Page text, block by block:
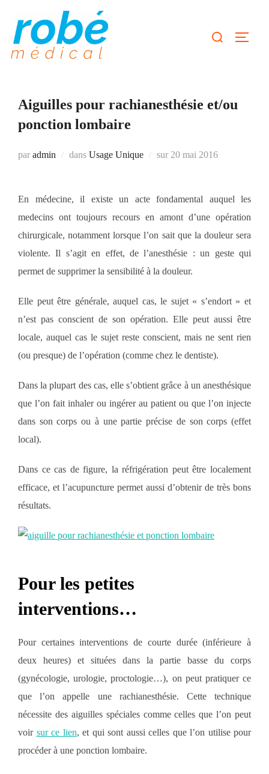
contenu
Rechercher :
Aiguilles pour rachianesthésie et/ou
ponction lombaire
par admin dans Usage Unique sur Publié
20 mai 2016
En médecine, il existe un acte fondamental auquel les
medecins ont toujours recours en amont d’une opération
chirurgicale, notamment lorsque l’on sait que la douleur sera
violente. Il s’agit en effet, de l’anesthésie : un geste qui
permet de supprimer la sensibilité à la douleur.
Elle peut être générale, auquel cas, le sujet « s’endort » et
n’est pas conscient de son opération. Elle peut aussi être
locale, auquel cas le sujet reste conscient, mais ne sent rien
(ou presque) de l’opération (comme chez le dentiste).
Dans la plupart des cas, elle s’obtient grâce à un anesthésique
que l’on fait inhaler ou ingérer au patient ou que l’on injecte
dans son corps ou à une partie précise de son corps (effet
local).
Dans ce cas de figure, la réfrigération peut être localement
efficace, et l’acupuncture permet aussi d’obtenir de très bons
résultats.
Pour les petites
interventions…
Pour certaines interventions de courte durée (inférieure à
deux heures) et situées dans la partie basse du corps
(gynécologie, urologie, proctologie…), on peut pratiquer ce
que l’on appelle une rachianesthésie. Cette technique
nécessite des aiguilles spéciales comme celles que l’on peut
voir sur ce lien, et qui sont aussi celles que l’on utilise pour
procéder à une ponction lombaire.